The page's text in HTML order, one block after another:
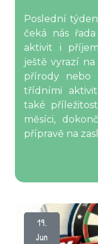
Poslední
čeká nás
aktivit i
ještě vyrazí
přírody nebo
třídními
také
měsíci,
přípravě na
19.
Jun